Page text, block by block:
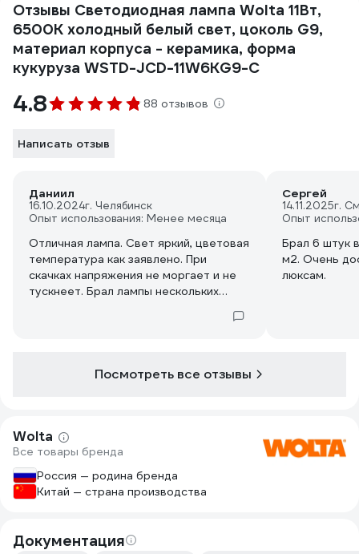
Отзывы Светодиодная лампа Wolta 11Вт,
6500К холодный белый свет, цоколь G9,
материал корпуса - керамика, форма
кукуруза WSTD-JCD-11W6KG9-C
4.8 88 отзывов
Написать отзыв
Даниил
16.10.2024г. Челябинск
Опыт использования: Менее месяца
Отличная лампа. Свет яркий, цветовая
температура как заявлено. При
скачках напряжения не моргает и не
тускнеет. Брал лампы нескольких
Сергей
14.11.2025г.
Опыт
Брал 6 штук
м2. Очень
люксам.
Посмотреть все отзывы
Wolta
Все товары бренда
Россия — родина бренда
Китай — страна производства
Документация